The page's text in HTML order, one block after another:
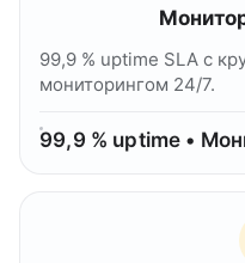
99,9 % uptime SLA с
мониторингом 24/7.
99,9 % uptime •